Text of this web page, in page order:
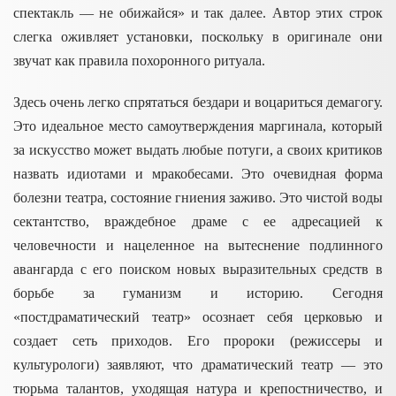
спектакль — не обижайся» и так далее. Автор этих строк
слегка оживляет установки, поскольку в оригинале они
звучат как правила похоронного ритуала.
Здесь очень легко спрятаться бездари и воцариться демагогу.
Это идеальное место самоутверждения маргинала, который
за искусство может выдать любые потуги, а своих критиков
назвать идиотами и мракобесами. Это очевидная форма
болезни театра, состояние гниения заживо. Это чистой воды
сектантство, враждебное драме с ее адресацией к
человечности и нацеленное на вытеснение подлинного
авангарда с его поиском новых выразительных средств в
борьбе за гуманизм и историю. Сегодня
«постдраматический театр» осознает себя церковью и
создает сеть приходов. Его пророки (режиссеры и
культурологи) заявляют, что драматический театр –– это
тюрьма талантов, уходящая натура и крепостничество, и